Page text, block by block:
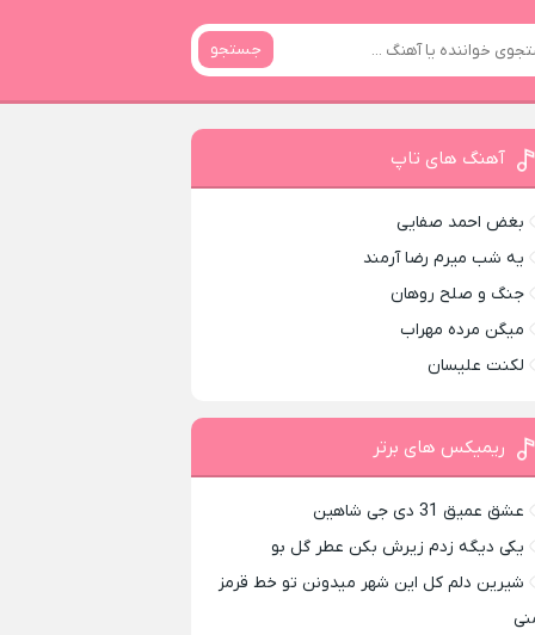
جستجو
آهنگ های تاپ
بغض احمد صفایی
یه شب میرم رضا آرمند
جنگ و صلح روهان
میگن مرده مهراب
لکنت علیسان
ریمیکس های برتر
عشق عمیق 31 دی جی شاهین
یکی دیگه زدم زیرش بکن عطر گل بو
شیرین دلم کل این شهر میدونن تو خط قرمز